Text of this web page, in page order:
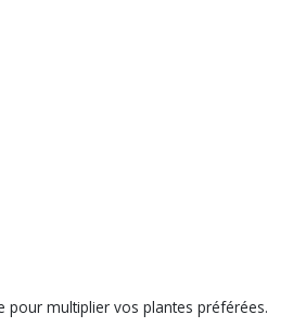
pour multiplier vos plantes préférées.